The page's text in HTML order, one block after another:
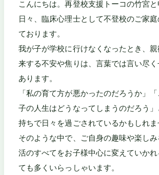
こんにちは。再登校支援トーコの竹宮と
日々、臨床心理士として不登校のご家
ております。
我が子が学校に行けなくなったとき、
来する不安や焦りは、言葉では言い尽
あります。
「私の育て方が悪かったのだろうか」
子の人生はどうなってしまうのだろう
持ちで日々を過ごされているかもしれま
そのような中で、ご自身の趣味や楽し
活のすべてをお子様中心に変えていか
ても多くいらっしゃいます。